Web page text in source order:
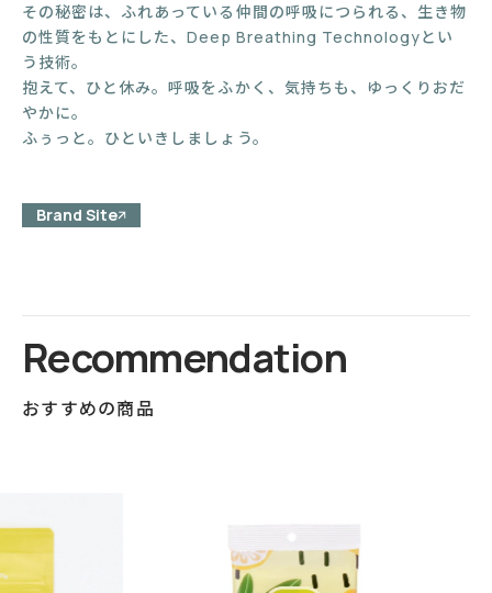
その秘密は、ふれあっている仲間の呼吸につられる、生き物
の性質をもとにした、Deep Breathing Technologyとい
う技術。
抱えて、ひと休み。呼吸をふかく、気持ちも、ゆっくりおだ
やかに。
ふぅっと。ひといきしましょう。
Brand Site
Recommendation
おすすめの商品